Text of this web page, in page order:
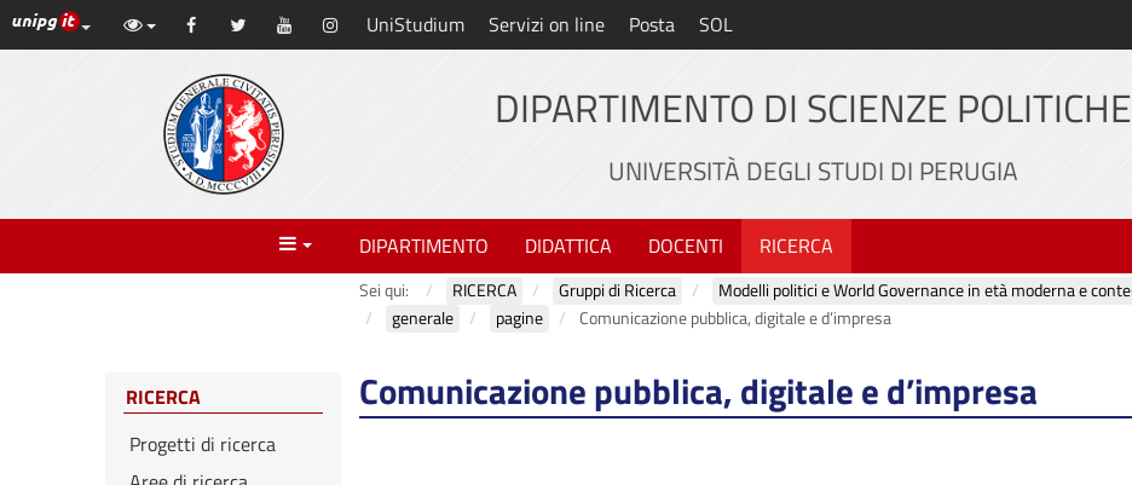
Vai
al
Link ai principali servizi web di Ateneo
Facebook Twitter YouTube Instagram
UniStudium Servizi on line Posta SOL
DIPARTIMENTO DI SCIENZE POLITICHE
UNIVERSITÀ DEGLI STUDI DI PERUGIA
Menu DIPARTIMENTO DIDATTICA DOCENTI RICERCA
Sei qui: RICERCA Gruppi di Ricerca
generale
pagine Comunicazione pubblica, digitale e d’impresa
Comunicazione pubblica, digitale e d’impresa
RICERCA
Progetti di ricerca